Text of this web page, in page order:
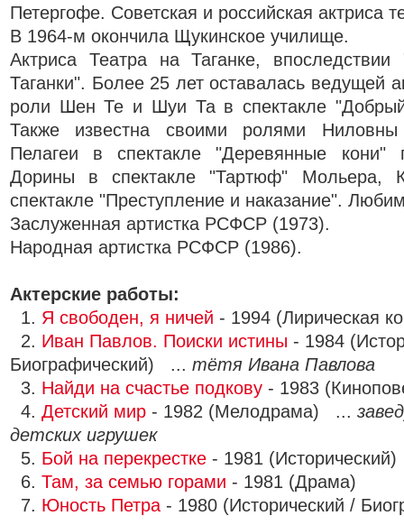
Петергофе. Советская и российская актриса
В 1964-м окончила Щукинское училище.
Актриса Театра на Таганке, впоследствии
Таганки". Более 25 лет оставалась ведущей
роли Шен Те и Шуи Та в спектакле
Также известна своими ролями
Пелагеи в спектакле "Деревянные
Дорины в спектакле "Тартюф" Мольера,
спектакле "Преступление и наказание".
Заслуженная артистка РСФСР (1973).
Народная артистка РСФСР (1986).
Актерские работы:
1. Я свободен, я ничей - 1994 (Лирическая
2. Иван Павлов. Поиски истины - 1984
Биографический) ... тётя Ивана Павлова
3. Найди на счастье подкову - 1983
4. Детский мир - 1982 (Мелодрама) ...
детских игрушек
5. Бой на перекрестке - 1981
6. Там, за семью горами - 1981 (Драма)
7. Юность Петра - 1980 (Исторический /